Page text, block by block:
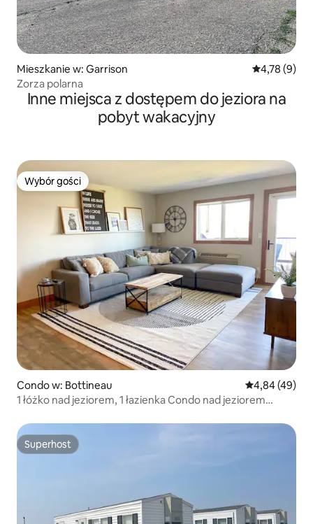
Mieszkanie w: Garrison Średnia
4,78 (9)
Zorza polarna
Inne miejsca z dostępem do jeziora na
pobyt wakacyjny
Wybór gości
Wybór gości
Condo w: Bottineau Średnia
4,84 (49)
1 łóżko nad jeziorem, 1 łazienka Condo nad jeziorem
Superhost
Superhost